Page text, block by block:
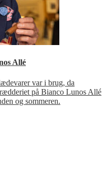
Allé
var i brug, da
på Bianco Lunos Allé
og sommeren.